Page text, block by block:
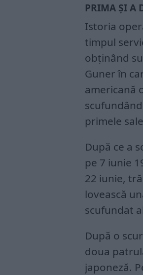
PRIMA ȘI A
Istoria
timpul
obținând
Guner în
americană
primele
După ce a
pe 7 iunie
22 iunie,
lovească
scufundat
După o
doua
japoneză.